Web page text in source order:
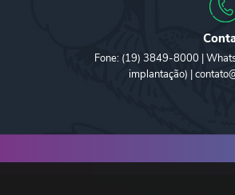
Fone: (19) 3849-8000 |
implantação) |